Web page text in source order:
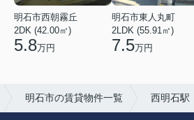
明石市西朝霧丘
2DK (42.00㎡)
5.8万円
明石市東人丸町
2LDK (55.91㎡)
7.5万円
明石市の賃貸物件一覧 西明石駅